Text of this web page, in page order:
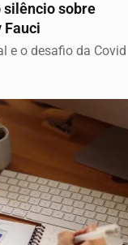
silêncio sobre
Fauci
e o desafio da Covid